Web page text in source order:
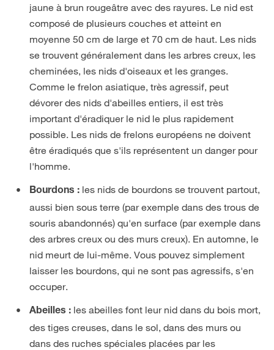
jaune à brun rougeâtre avec des rayures. Le nid est
composé de plusieurs couches et atteint en
moyenne 50 cm de large et 70 cm de haut. Les nids
se trouvent généralement dans les arbres creux, les
cheminées, les nids d'oiseaux et les granges.
Comme le frelon asiatique, très agressif, peut
dévorer des nids d'abeilles entiers, il est très
important d'éradiquer le nid le plus rapidement
possible. Les nids de frelons européens ne doivent
être éradiqués que s'ils représentent un danger pour
l'homme.
Bourdons : les nids de bourdons se trouvent partout,
aussi bien sous terre (par exemple dans des trous de
souris abandonnés) qu'en surface (par exemple dans
des arbres creux ou des murs creux). En automne, le
nid meurt de lui-même. Vous pouvez simplement
laisser les bourdons, qui ne sont pas agressifs, s'en
occuper.
Abeilles : les abeilles font leur nid dans du bois mort,
des tiges creuses, dans le sol, dans des murs ou
dans des ruches spéciales placées par les